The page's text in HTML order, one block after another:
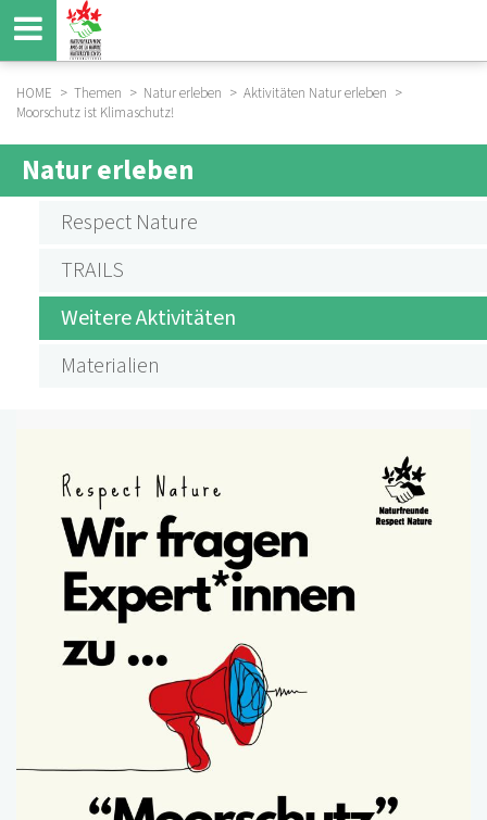
Direkt
zum
Inhalt
BREADCRUMB
HOME Themen Natur erleben
Aktivitäten Natur erleben
Moorschutz ist Klimaschutz!
SUBMENU
AKTIVITÄTEN
NATUR
ERLEBEN
Natur erleben
Respect Nature
TRAILS
Weitere Aktivitäten
Materialien